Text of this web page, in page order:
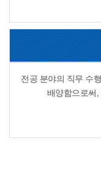
전공 분야의 직무 수
배양함으로써,